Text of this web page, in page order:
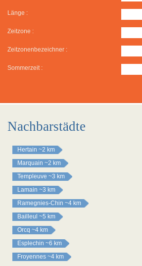
Länge :
Zeitzone :
Zeitzonenbezeichner :
Sommerzeit :
Nachbarstädte
Hertain ~2 km
Marquain ~2 km
Templeuve ~3 km
Lamain ~3 km
Ramegnies-Chin ~4 km
Bailleul ~5 km
Orcq ~4 km
Esplechin ~6 km
Froyennes ~4 km